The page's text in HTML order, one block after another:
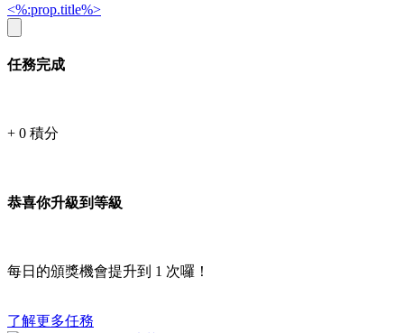
<%:prop.title%>
任務完成
+ 0 積分
恭喜你升級到等級
每日的頒獎機會提升到 1 次囉！
了解更多任務